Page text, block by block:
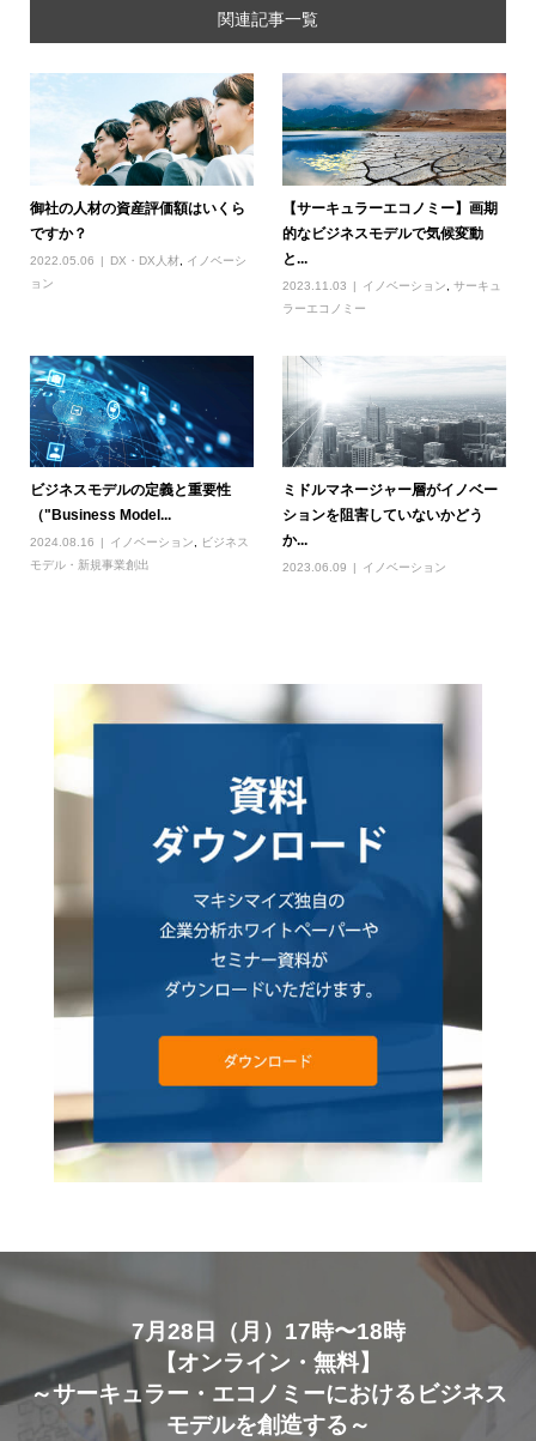
関連記事一覧
御社の人材の資産評価額はいくら
ですか？
2022.05.06 DX・DX人材,
イノベーシ
ョン
【サーキュラーエコノミー】画期
的なビジネスモデルで気候変動
と...
2023.11.03 イノベーション ,サーキュ
ラーエコノミー
ビジネスモデルの定義と重要性
（"Business Model...
2024.08.16 イノベーション
ビジネス
モデル・新規事業創出
ミドルマネージャー層がイノベー
ションを阻害していないかどう
か...
2023.06.09 イノベーション
7月28日（月）17時〜18時
【オンライン・無料】
～サーキュラー・エコノミーにおけるビジネス
モデルを創造する～